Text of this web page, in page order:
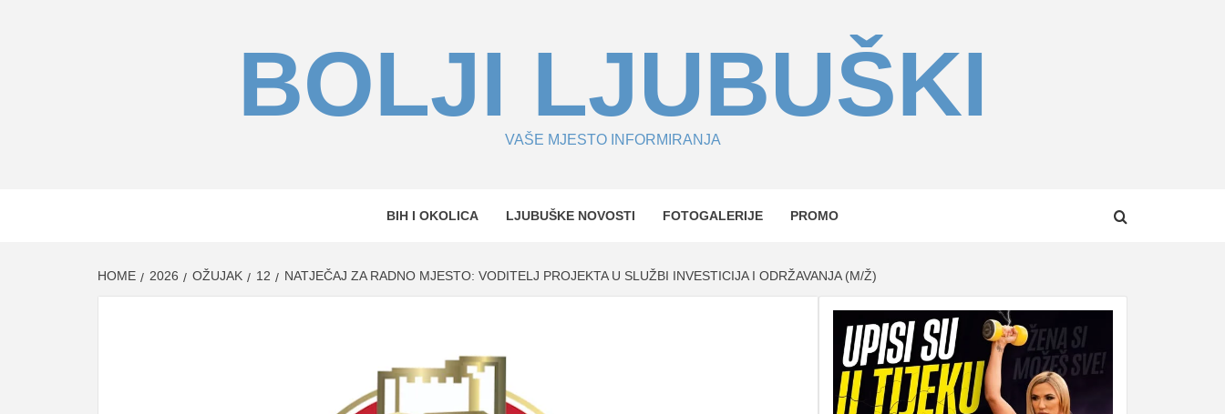
BOLJI LJUBUŠKI
VAŠE MJESTO INFORMIRANJA
BIH I OKOLICA LJUBUŠKE NOVOSTI FOTOGALERIJE PROMO
HOME 2026 OŽUJAK 12 NATJEČAJ ZA RADNO MJESTO: VODITELJ PROJEKTA U SLUŽBI INVESTICIJA I ODRŽAVANJA (M/Ž)